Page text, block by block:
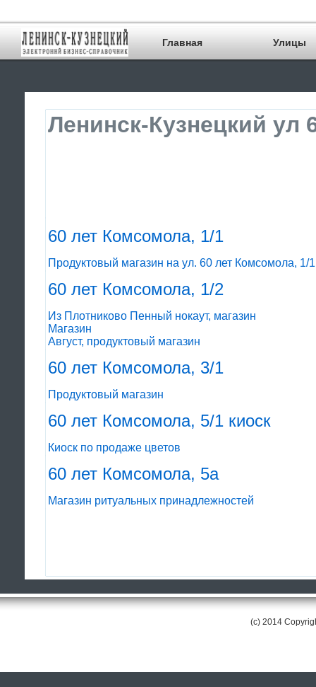
Главная Улицы
Ленинск-Кузнецкий ул
60 лет Комсомола, 1/1
Продуктовый магазин на ул. 60 лет Комсомола, 1/1
60 лет Комсомола, 1/2
Из Плотниково Пенный нокаут, магазин
Магазин
Август, продуктовый магазин
60 лет Комсомола, 3/1
Продуктовый магазин
60 лет Комсомола, 5/1 киоск
Киоск по продаже цветов
60 лет Комсомола, 5а
Магазин ритуальных принадлежностей
(c) 2014